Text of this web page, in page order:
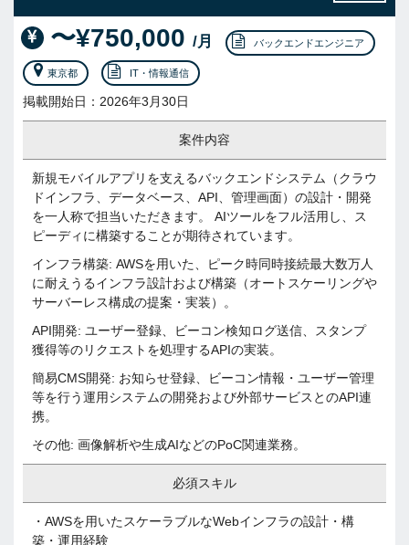
〜¥750,000 /月 バックエンドエンジニア
東京都 IT・情報通信
掲載開始日：2026年3月30日
案件内容
新規モバイルアプリを支えるバックエンドシステム（クラウ
ドインフラ、データベース、API、管理画面）の設計・開発
を一人称で担当いただきます。 AIツールをフル活用し、ス
ピーディに構築することが期待されています。
インフラ構築: AWSを用いた、ピーク時同時接続最大数万人
に耐えうるインフラ設計および構築（オートスケーリングや
サーバーレス構成の提案・実装）。
API開発: ユーザー登録、ビーコン検知ログ送信、スタンプ
獲得等のリクエストを処理するAPIの実装。
簡易CMS開発: お知らせ登録、ビーコン情報・ユーザー管理
等を行う運用システムの開発および外部サービスとのAPI連
携。
その他: 画像解析や生成AIなどのPoC関連業務。
必須スキル
・AWSを用いたスケーラブルなWebインフラの設計・構
築・運用経験